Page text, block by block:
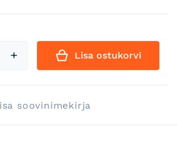
Lisa ostukorvi
soovinimekirja